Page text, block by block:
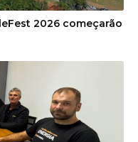
2026 começarão